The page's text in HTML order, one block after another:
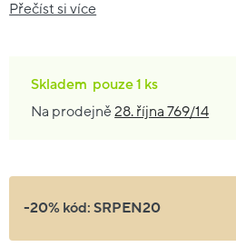
Přečíst si více
Skladem pouze1 ks
Na prodejně28. října 769/14
-20% kód:SRPEN20